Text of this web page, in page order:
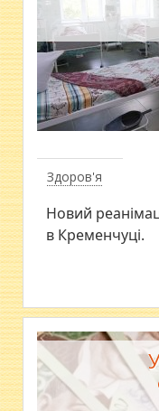
Здоров'я
Новий
в Кременчуці.